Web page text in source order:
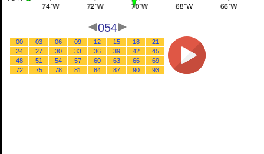
054
00 03 06 09 12 15 18
21
24
27 30 33 36 39 42
45
48
51 54 57 60 63 66
69
72
75 78 81 84 87 90 93